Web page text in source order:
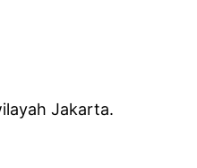
Jakarta.